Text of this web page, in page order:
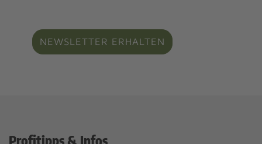
NEWSLETTER ERHALTEN
Profitipps & Infos